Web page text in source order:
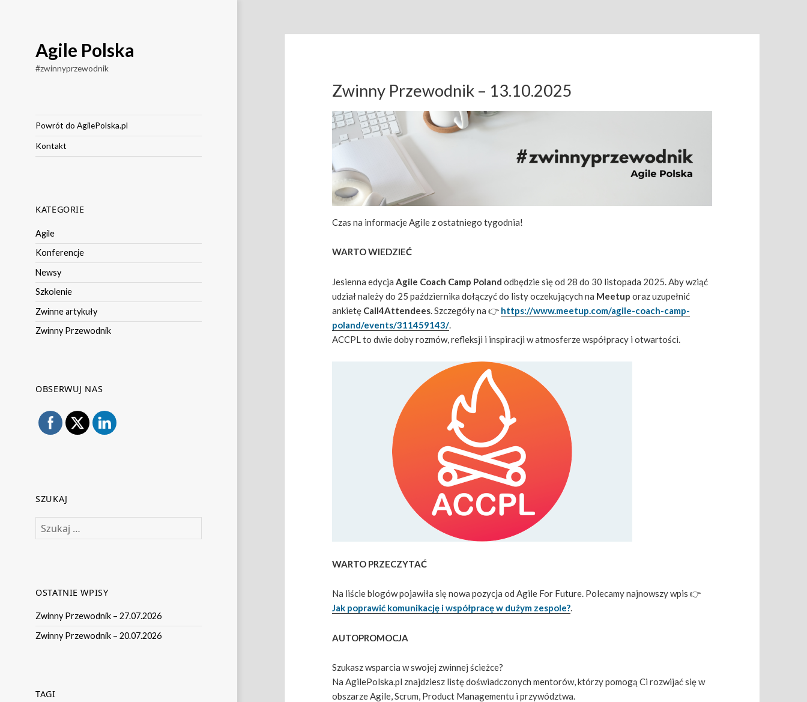
Agile Polska
#zwinnyprzewodnik
Powrót do AgilePolska.pl
Kontakt
KATEGORIE
Agile
Konferencje
Newsy
Szkolenie
Zwinne artykuły
Zwinny Przewodnik
OBSERWUJ NAS
SZUKAJ
OSTATNIE WPISY
Zwinny Przewodnik – 27.07.2026
Zwinny Przewodnik – 20.07.2026
TAGI
Zwinny Przewodnik – 13.10.2025
Czas na informacje Agile z ostatniego tygodnia!
WARTO WIEDZIEĆ
Jesienna edycja Agile Coach Camp Poland odbędzie się od 28 do 30 listopada 2025. Aby wziąć
udział należy do 25 października dołączyć do listy oczekujących na Meetup oraz uzupełnić
ankietę Call4Attendees . Szczegóły na 👉 https://www.meetup.com/agile-coach-camp-
poland/events/311459143/
ACCPL to dwie doby rozmów, refleksji i inspiracji w atmosferze współpracy i otwartości.
WARTO PRZECZYTAĆ
Na liście blogów pojawiła się nowa pozycja od Agile For Future. Polecamy najnowszy wpis 👉
Jak poprawić komunikację i współpracę w dużym zespole?.
AUTOPROMOCJA
Szukasz wsparcia w swojej zwinnej ścieżce?
Na AgilePolska.pl znajdziesz listę doświadczonych mentorów, którzy pomogą Ci rozwijać się w
obszarze Agile, Scrum, Product Managementu i przywództwa.